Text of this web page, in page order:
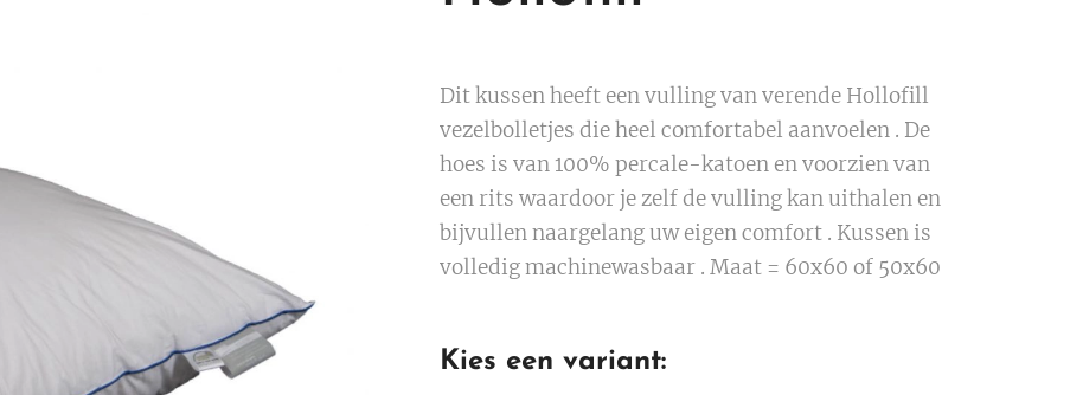
Dit kussen heeft een vulling van verende Hollofill
vezelbolletjes die heel comfortabel aanvoelen . De
hoes is van 100% percale-katoen en voorzien van
een rits waardoor je zelf de vulling kan uithalen en
bijvullen naargelang uw eigen comfort . Kussen is
volledig machinewasbaar . Maat = 60x60 of 50x60
Kies een variant: